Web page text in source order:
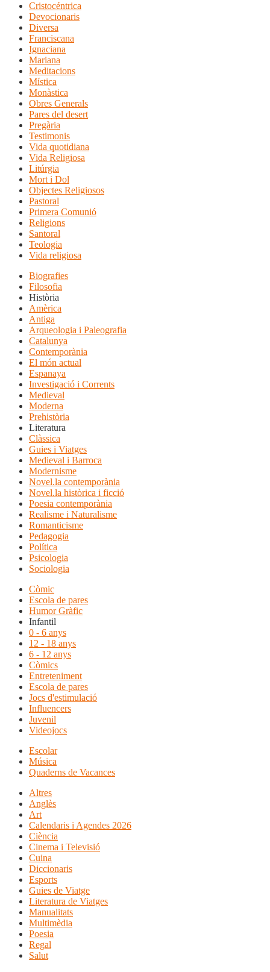
Cristocéntrica
Devocionaris
Diversa
Franciscana
Ignaciana
Mariana
Meditacions
Mística
Monàstica
Obres Generals
Pares del desert
Pregària
Testimonis
Vida quotidiana
Vida Religiosa
Litúrgia
Mort i Dol
Objectes Religiosos
Pastoral
Primera Comunió
Religions
Santoral
Teologia
Vida religiosa
Biografies
Filosofia
Història
Amèrica
Antiga
Arqueologia i Paleografia
Catalunya
Contemporània
El món actual
Espanaya
Investigació i Corrents
Medieval
Moderna
Prehistòria
Literatura
Clàssica
Guies i Viatges
Medieval i Barroca
Modernisme
Novel.la contemporània
Novel.la històrica i ficció
Poesia contemporània
Realisme i Naturalisme
Romanticisme
Pedagogia
Política
Psicologia
Sociologia
Còmic
Escola de pares
Humor Gràfic
Infantil
0 - 6 anys
12 - 18 anys
6 - 12 anys
Còmics
Entreteniment
Escola de pares
Jocs d'estimulació
Influencers
Juvenil
Videojocs
Escolar
Música
Quaderns de Vacances
Altres
Anglès
Art
Calendaris i Agendes 2026
Ciència
Cinema i Televisió
Cuina
Diccionaris
Esports
Guies de Viatge
Literatura de Viatges
Manualitats
Multimèdia
Poesia
Regal
Salut